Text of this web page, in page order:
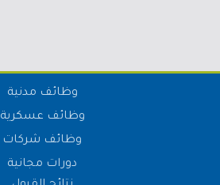
وظائف مدنية
وظائف عسكرية
وظائف شركات
دورات مجانية